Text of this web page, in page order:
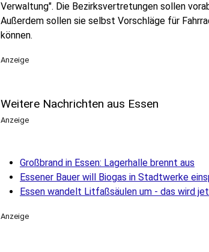
Verwaltung". Die Bezirksvertretungen sollen
Außerdem sollen sie selbst Vorschläge für
können.
Anzeige
Weitere Nachrichten aus Essen
Anzeige
Großbrand in Essen: Lagerhalle brennt aus
Essener Bauer will Biogas in Stadtwerke
Essen wandelt Litfaßsäulen um - das wird
Anzeige